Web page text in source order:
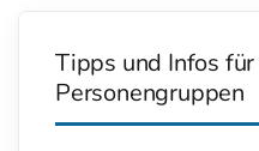
Thema
in einen unserer
Schauen Sie sich auch
Ratgeber an. Sie
Tipps und Infos
Personengruppen